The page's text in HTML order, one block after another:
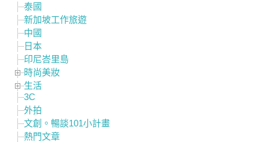
泰國
新加坡工作旅遊
中國
日本
印尼峇里島
時尚美妝
生活
3C
外拍
文創。暢談101小計畫
熱門文章